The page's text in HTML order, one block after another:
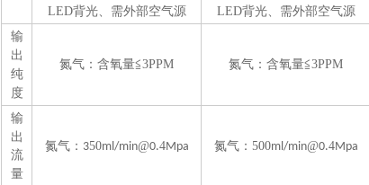
LED背光、 需外部空气源
LED背光、 需外部空气源
输
出
纯
度
氮气：含氧量≦3PPM 氮气：含氧量≦3PPM
输
出
流
量
氮气： 350ml/min@0.4Mpa 氮气： 500ml/min@0.4Mpa